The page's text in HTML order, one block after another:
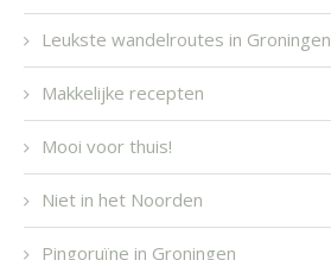
Leukste wandelroutes in Groningen
Makkelijke recepten
Mooi voor thuis!
Niet in het Noorden
Pingoruïne in Groningen